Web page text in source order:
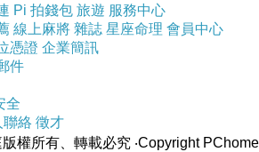
Pi 拍錢包 旅遊 服務中心
線上麻將 雜誌 星座命理 會員中心
憑證 企業簡訊
件
全
聯絡 徵才
版權所有、轉載必究 ‧Copyright PChome